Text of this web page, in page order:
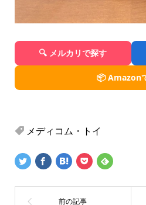
🔍 メルカリで探す
📦 Amazon
メディコム・トイ